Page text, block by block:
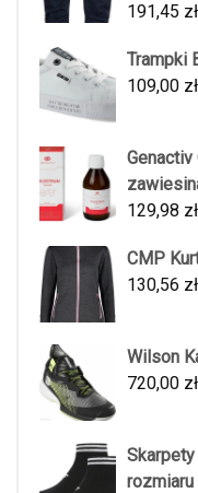
191,45 zł
Trampki
109,00 zł
129,98 zł
CMP
130,56 zł
Wilson
720,00 zł
rozmiaru